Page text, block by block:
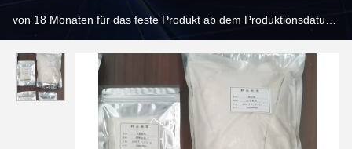
von 18 Monaten für das feste Produkt ab dem Produktionsdatum